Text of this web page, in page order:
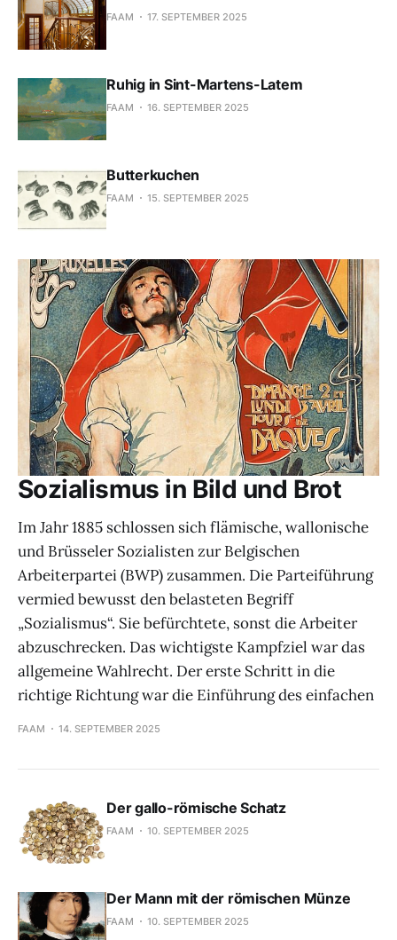
FAAM 17. SEPTEMBER 2025
Ruhig in Sint-Martens-Latem
FAAM 16. SEPTEMBER 2025
Butterkuchen
FAAM 15. SEPTEMBER 2025
Sozialismus in Bild und Brot
Im Jahr 1885 schlossen sich flämische, wallonische
und Brüsseler Sozialisten zur Belgischen
Arbeiterpartei (BWP) zusammen. Die Parteiführung
vermied bewusst den belasteten Begriff
„Sozialismus“. Sie befürchtete, sonst die Arbeiter
abzuschrecken. Das wichtigste Kampfziel war das
allgemeine Wahlrecht. Der erste Schritt in die
richtige Richtung war die Einführung des einfachen
FAAM 14. SEPTEMBER 2025
Der gallo-römische Schatz
FAAM 10. SEPTEMBER 2025
Der Mann mit der römischen Münze
FAAM 10. SEPTEMBER 2025